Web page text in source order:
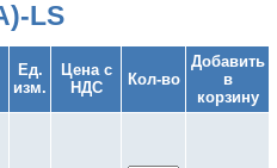
LS
Ед.
изм.
Цена с
НДС
Кол-во
Добавить
в
корзину